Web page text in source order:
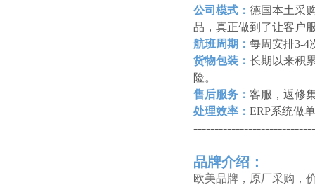
公司模式： 德国本土采
品，真正做到了让客户
航班周期： 每周安排3-4
货物包装： 长期以来积
险。
售后服务： 客服，返修
处理效率： ERP系统做
品牌介绍：
欧美品牌，原厂采购，